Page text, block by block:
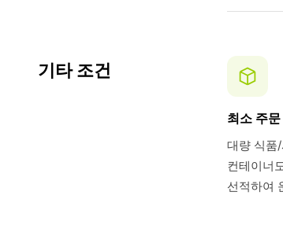
기타 조건
최소 주
대량 식품
컨테이너
선적하여